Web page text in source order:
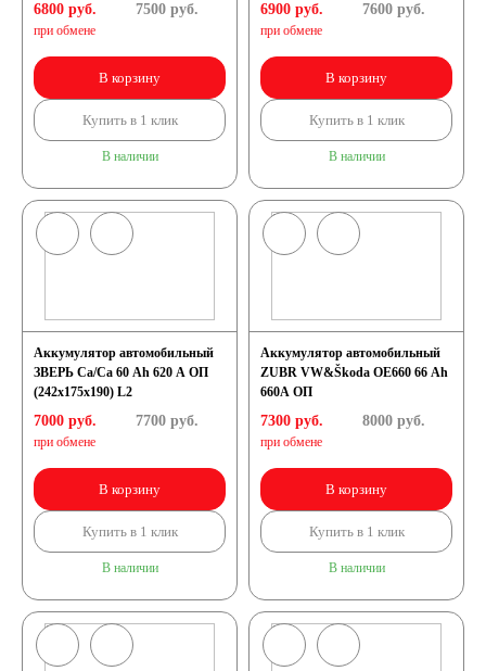
6800 руб.
при обмене
7500руб.
В корзину
Купить в 1 клик
В наличии
6900 руб.
при обмене
7600руб.
В корзину
Купить в 1 клик
В наличии
Аккумулятор автомобильный
ЗВЕРЬ Са/Са 60 Ah 620 А ОП
(242x175x190) L2
7000 руб.
при обмене
7700руб.
В корзину
Купить в 1 клик
В наличии
Аккумулятор автомобильный
ZUBR VW&Škoda OE660 66 Ah
660A ОП
7300 руб.
при обмене
8000руб.
В корзину
Купить в 1 клик
В наличии